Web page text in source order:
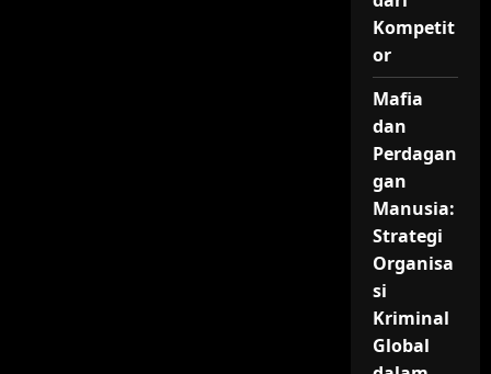
Kompetit
or
Mafia
dan
Perdagan
gan
Manusia:
Strategi
Organisa
si
Kriminal
Global